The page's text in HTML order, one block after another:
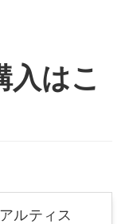
入はこ
ルティス